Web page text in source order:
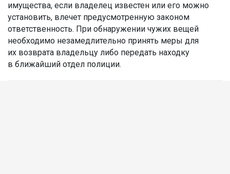
имущества, если владелец известен или его можно
установить, влечет предусмотренную законом
ответственность. При обнаружении чужих вещей
необходимо незамедлительно принять меры для
их возврата владельцу либо передать находку
в ближайший отдел полиции.